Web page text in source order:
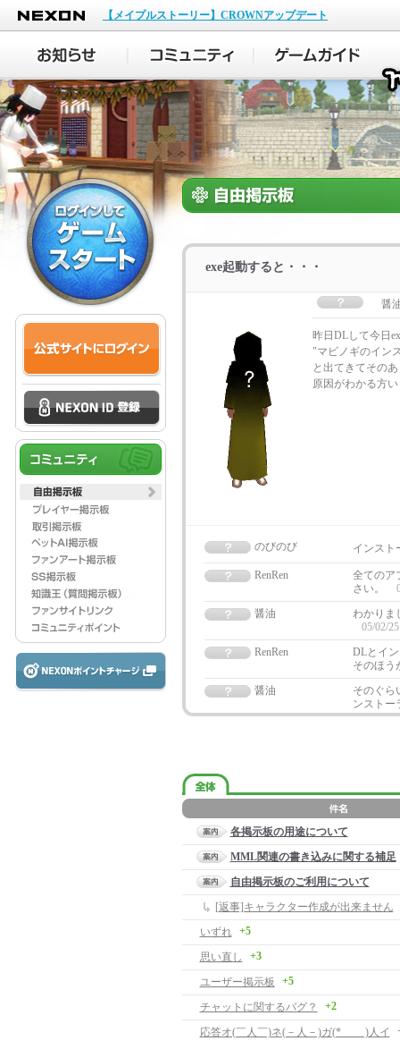
NEXON
【メイプルストーリー】CROWNアップデート
exe起動すると・・・
醤
昨日DLして今日
"マビノギのイン
と出てきてその
原因がわかる方
のびのび インスト
RenRen
全てのア
さい。
醤油
わかりま
05/02/
RenRen
DLとイ
そのほう
醤油
そのぐら
ンストー
各掲示板の用途について
MML関連の書き込みに関する補足
自由掲示板のご利用について
[返事]キャラクター作成が出来ません
いずれ
+5
思い直し +3
ユーザー掲示板 +5
チャットに関するバグ？ +2
応答オ(￣人￣)ネ(－人－)ガ(*＿ ＿)人イ